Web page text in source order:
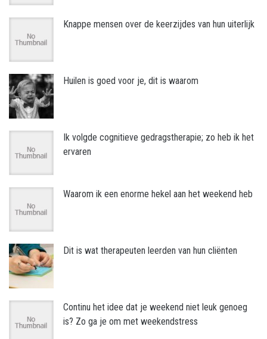
Knappe mensen over de keerzijdes van hun uiterlijk
Huilen is goed voor je, dit is waarom
Ik volgde cognitieve gedragstherapie; zo heb ik het
ervaren
Waarom ik een enorme hekel aan het weekend heb
Dit is wat therapeuten leerden van hun cliënten
Continu het idee dat je weekend niet leuk genoeg
is? Zo ga je om met weekendstress